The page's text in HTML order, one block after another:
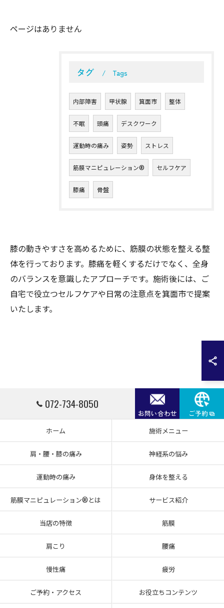
ページはありません
タグ Tags
内部障害 甲状腺 箕面市 整体
不眠 頭痛 デスクワーク
運動時の痛み 姿勢 ストレス
筋膜マニピュレーション®︎ セルフケア
膝痛 骨盤
膝の動きやすさを高めるために、筋膜の状態を整える整
体を行っております。膝痛を軽くするだけでなく、全身
のバランスを意識したアプローチです。施術後には、ご
自宅で役立つセルフケアや日常の注意点を箕面市で提案
いたします。
072-734-8050
お問い合わせ ご予約
ホーム 施術メニュー
肩・腰・膝の痛み 神経系の悩み
運動時の痛み 身体を整える
筋膜マニピュレーション®とは サービス紹介
当店の特徴 筋膜
肩こり 腰痛
慢性痛 疲労
ご予約・アクセス お役立ちコンテンツ